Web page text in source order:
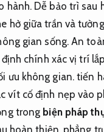
hành. Dễ bảo trì sau
hở giữa trần và
gian sống. An
chính xác vị trí
ưu không gian.tiến
vít cố định nẹp vào
trong biện pháp
hoàn thiện. phẳng